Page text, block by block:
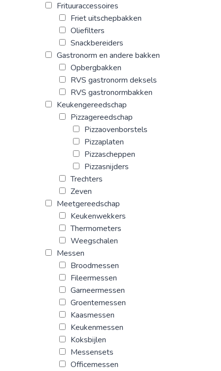
Frituuraccessoires
Friet uitschepbakken
Oliefilters
Snackbereiders
Gastronorm en andere bakken
Opbergbakken
RVS gastronorm deksels
RVS gastronormbakken
Keukengereedschap
Pizzagereedschap
Pizzaovenborstels
Pizzaplaten
Pizzascheppen
Pizzasnijders
Trechters
Zeven
Meetgereedschap
Keukenwekkers
Thermometers
Weegschalen
Messen
Broodmessen
Fileermessen
Garneermessen
Groentemessen
Kaasmessen
Keukenmessen
Koksbijlen
Messensets
Officemessen